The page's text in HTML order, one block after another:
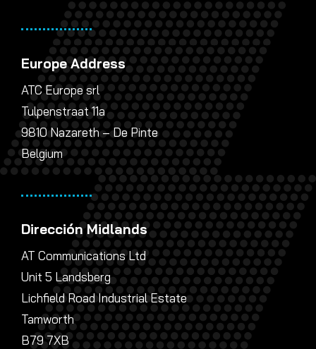
Europe Address
ATC Europe srl
Tulpenstraat 11a
9810 Nazareth – De Pinte
Belgium
Dirección Midlands
AT Communications Ltd
Unit 5 Landsberg
Lichfield Road Industrial Estate
Tamworth
B79 7XB